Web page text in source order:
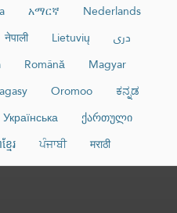
አማርኛ
Nederlands
नेपाली Lietuvių
دری
Română
Magyar
Oromoo
ಕನ್ನಡ
Українська
ქართული
ែរ ਪੰਜਾਬੀ मराठी